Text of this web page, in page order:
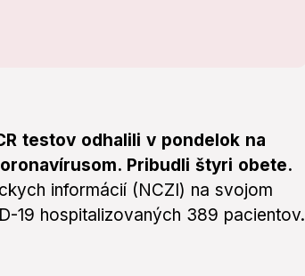
testov odhalili v pondelok na
Pribudli štyri obete.
informácií (NCZI) na svojom
19 hospitalizovaných 389 pacientov.